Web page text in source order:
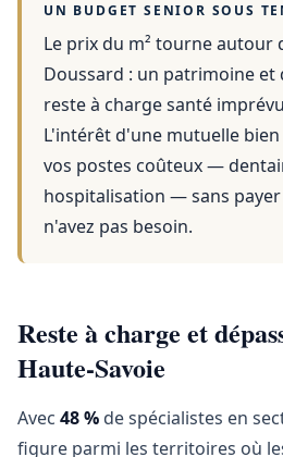
UN BUDGET SENIOR SOUS
Le prix du m² tourne autour
Doussard : un patrimoine et
reste à charge santé
L'intérêt d'une mutuelle
vos postes coûteux —
hospitalisation — sans
n'avez pas besoin.
Reste à charge et
Haute-Savoie
Avec 48 % de spécialistes en
figure parmi les territoires où